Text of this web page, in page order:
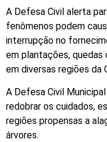
A Defesa Civil alerta
fenômenos podem
interrupção no
em plantações, quedas
em diversas regiões da
A Defesa Civil
redobrar os cuidados,
regiões propensas a
árvores.